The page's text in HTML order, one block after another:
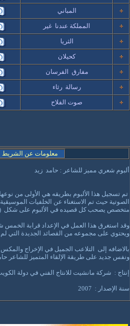
المباني
المملكة عندنا غير
الثريا
كحيلان
مفارق الفرسان
رسالة رثاء
صوت الفلاح
معلومات عن الشريط
ألبوم شعري مميز للشاعر : حامد زيد
تم تسجيل هذا الألبوم بطريقه هي الأولى من
الصوتية حيث تم الاستغناء عن الخلفيات الموسيقية
متخصص يصحب كل قصيده في الألبوم على شكل
وقد استغرق هذا العمل في الإعداد قرابة الخمس
ويحتوي على مجموعه من القصائد الجديدة التي
بالاضافه إلى التلاعب الجميل في الإخراج
ونفس جديد على طريقة الإلقاء المتميز للشاعر
إنتاج : شركة مانشيت للانتاج الفني في دولة
سنة الإصدار : 2007